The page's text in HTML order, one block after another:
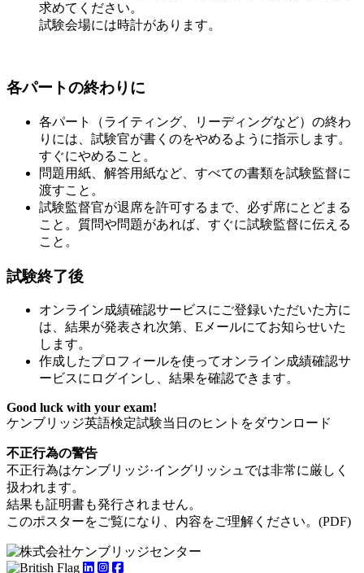
求めてください。
試験会場には時計があります。
各パートの終わりに
各パート（ライティング、リーディングなど）の終わ
りには、試験官が書くのをやめるように指示します。
すぐにやめること。
問題用紙、解答用紙など、すべての書類を試験監督に
渡すこと。
試験監督官が退席を許可するまで、必ず席にとどまる
こと。質問や問題があれば、すぐに試験監督に伝える
こと。
試験終了後
オンライン成績確認サービスにご登録いただいた方に
は、結果が発表され次第、Eメールにてお知らせいた
します。
作成したプロフィールを使ってオンライン成績確認サ
ービスにログインし、結果を確認できます。
Good luck with your exam!
ケンブリッジ英語検定試験当日のヒントをダウンロード
不正行為の警告
不正行為はケンブリッジ·イングリッシュでは非常に厳しく
扱われます。
結果も証明書も発行されません。
このポスターをご覧になり、内容をご理解ください。(PDF)